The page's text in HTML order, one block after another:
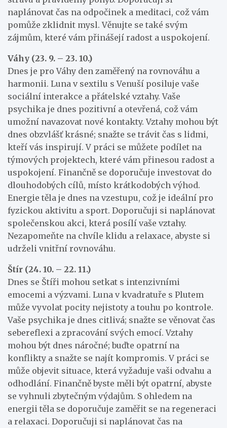
naplánovat čas na odpočinek a meditaci, což vám
pomůže zklidnit mysl. Věnujte se také svým
zájmům, které vám přinášejí radost a uspokojení.
Váhy (23. 9. – 23. 10.)
Dnes je pro Váhy den zaměřený na rovnováhu a
harmonii. Luna v sextilu s Venuší posiluje vaše
sociální interakce a přátelské vztahy. Vaše
psychika je dnes pozitivní a otevřená, což vám
umožní navazovat nové kontakty. Vztahy mohou být
dnes obzvlášť krásné; snažte se trávit čas s lidmi,
kteří vás inspirují. V práci se můžete podílet na
týmových projektech, které vám přinesou radost a
uspokojení. Finančně se doporučuje investovat do
dlouhodobých cílů, místo krátkodobých výhod.
Energie těla je dnes na vzestupu, což je ideální pro
fyzickou aktivitu a sport. Doporučuji si naplánovat
společenskou akci, která posílí vaše vztahy.
Nezapomeňte na chvíle klidu a relaxace, abyste si
udrželi vnitřní rovnováhu.
Štír (24. 10. – 22. 11.)
Dnes se Štíři mohou setkat s intenzivními
emocemi a výzvami. Luna v kvadratuře s Plutem
může vyvolat pocity nejistoty a touhu po kontrole.
Vaše psychika je dnes citlivá; snažte se věnovat čas
sebereflexi a zpracování svých emocí. Vztahy
mohou být dnes náročné; buďte opatrní na
konflikty a snažte se najít kompromis. V práci se
může objevit situace, která vyžaduje vaši odvahu a
odhodlání. Finančně byste měli být opatrní, abyste
se vyhnuli zbytečným výdajům. S ohledem na
energii těla se doporučuje zaměřit se na regeneraci
a relaxaci. Doporučuji si naplánovat čas na